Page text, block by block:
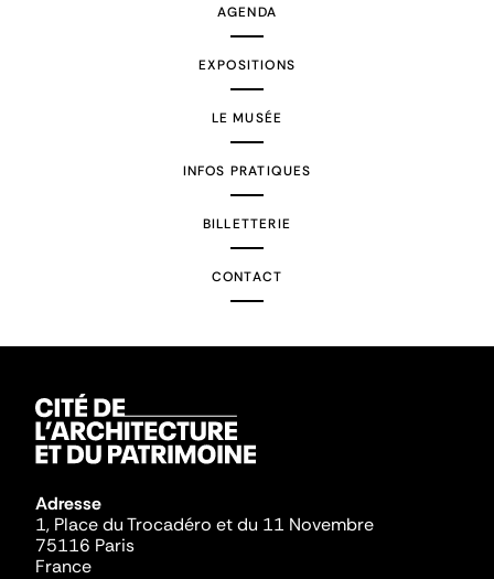
AGENDA
EXPOSITIONS
LE MUSÉE
INFOS PRATIQUES
BILLETTERIE
CONTACT
Adresse
1, Place du Trocadéro et du 11 Novembre
75116 Paris
France